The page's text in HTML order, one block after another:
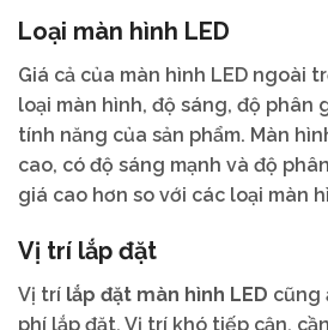
Loại màn hình LED
Giá cả của màn hình LED ngoài
loại màn hình, độ sáng, độ phân
tính năng của sản phẩm. Màn
cao, có độ sáng mạnh và độ
giá cao hơn so với các loại màn
Vị trí lắp đặt
Vị trí lắp đặt màn hình LED cũng
phí lắp đặt. Vị trí khó tiếp cận,